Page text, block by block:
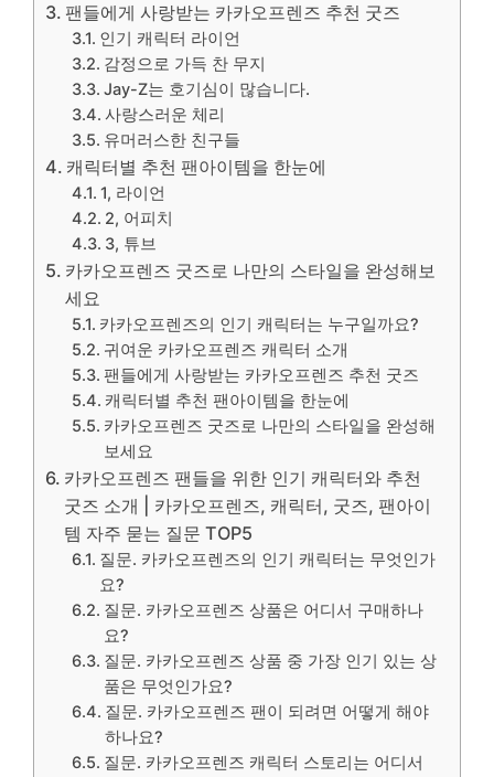
팬들에게 사랑받는 카카오프렌즈 추천 굿즈
인기 캐릭터 라이언
감정으로 가득 찬 무지
Jay-Z는 호기심이 많습니다.
사랑스러운 체리
유머러스한 친구들
캐릭터별 추천 팬아이템을 한눈에
1, 라이언
2, 어피치
3, 튜브
카카오프렌즈 굿즈로 나만의 스타일을 완성해보
세요
카카오프렌즈의 인기 캐릭터는 누구일까요?
귀여운 카카오프렌즈 캐릭터 소개
팬들에게 사랑받는 카카오프렌즈 추천 굿즈
캐릭터별 추천 팬아이템을 한눈에
카카오프렌즈 굿즈로 나만의 스타일을 완성해
보세요
카카오프렌즈 팬들을 위한 인기 캐릭터와 추천
굿즈 소개 | 카카오프렌즈, 캐릭터, 굿즈, 팬아이
템 자주 묻는 질문 TOP5
질문. 카카오프렌즈의 인기 캐릭터는 무엇인가
요?
질문. 카카오프렌즈 상품은 어디서 구매하나
요?
질문. 카카오프렌즈 상품 중 가장 인기 있는 상
품은 무엇인가요?
질문. 카카오프렌즈 팬이 되려면 어떻게 해야
하나요?
질문. 카카오프렌즈 캐릭터 스토리는 어디서